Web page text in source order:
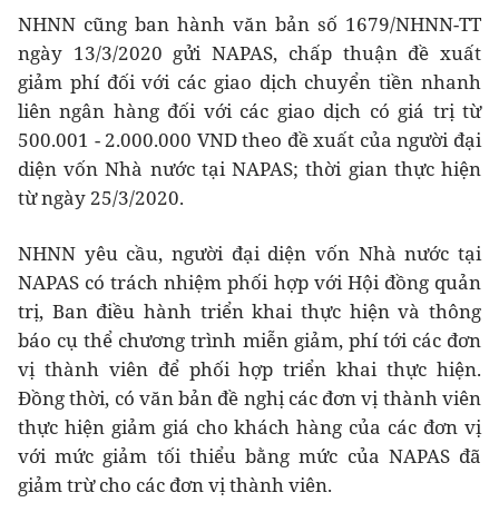
NHNN cũng ban hành văn bản số 1679/NHNN-TT
ngày 13/3/2020 gửi NAPAS, chấp thuận đề xuất
giảm phí đối với các giao dịch chuyển tiền nhanh
liên ngân hàng đối với các giao dịch có giá trị từ
500.001 - 2.000.000 VND theo đề xuất của người đại
diện vốn Nhà nước tại NAPAS; thời gian thực hiện
từ ngày 25/3/2020.
NHNN yêu cầu, người đại diện vốn Nhà nước tại
NAPAS có trách nhiệm phối hợp với Hội đồng quản
trị, Ban điều hành triển khai thực hiện và thông
báo cụ thể chương trình miễn giảm, phí tới các đơn
vị thành viên để phối hợp triển khai thực hiện.
Đồng thời, có văn bản đề nghị các đơn vị thành viên
thực hiện giảm giá cho khách hàng của các đơn vị
với mức giảm tối thiểu bằng mức của NAPAS đã
giảm trừ cho các đơn vị thành viên.